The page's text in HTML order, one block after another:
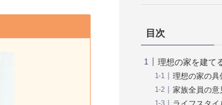
目次
理想の家を建て
理想の家の具
家族全員の意